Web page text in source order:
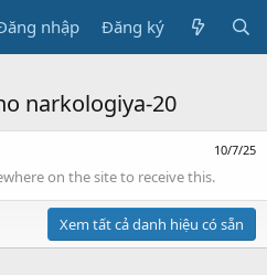
nhập Đăng ký
narkologiya-20
10/7/25
on the site to receive this.
Xem tất cả danh hiệu có sẵn